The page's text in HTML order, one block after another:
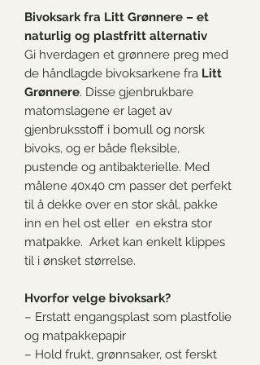
Bivoksark fra Litt Grønnere – et
naturlig og plastfritt alternativ
Gi hverdagen et grønnere preg med
de håndlagde bivoksarkene fra Litt
Grønnere. Disse gjenbrukbare
matomslagene er laget av
gjenbruksstoff i bomull og norsk
bivoks, og er både fleksible,
pustende og antibakterielle. Med
målene 40x40 cm passer det perfekt
til å dekke over en stor skål, pakke
inn en hel ost eller en ekstra stor
matpakke. Arket kan enkelt klippes
til i ønsket størrelse.
Hvorfor velge bivoksark?
– Erstatt engangsplast som plastfolie
og matpakkepapir
– Hold frukt, grønnsaker, ost ferskt